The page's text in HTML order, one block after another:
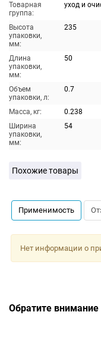
Товарная
группа:
уход и
Высота
упаковки,
мм:
235
Длина
упаковки,
мм:
50
Объем
упаковки, л:
0.7
Масса, кг:
0.238
Ширина
упаковки,
мм:
54
Похожие товары
Применимость
Нет информации о
Обратите